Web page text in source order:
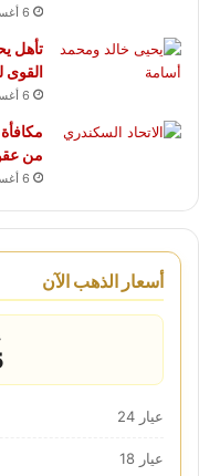
6 أغسطس، 2026
تأهل
القوى
6 أغسطس، 2026
من
6 أغسطس، 2026
أسعار الذهب الآن
عيار 24
عيار 18